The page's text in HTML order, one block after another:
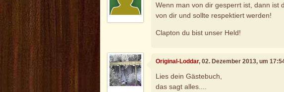
Wenn man von dir gesperrt ist, dann ist
von dir und sollte respektiert werden!
Clapton du bist unser Held!
Original-Loddar, 02. Dezember 2013, um
Lies dein Gästebuch,
das sagt alles....